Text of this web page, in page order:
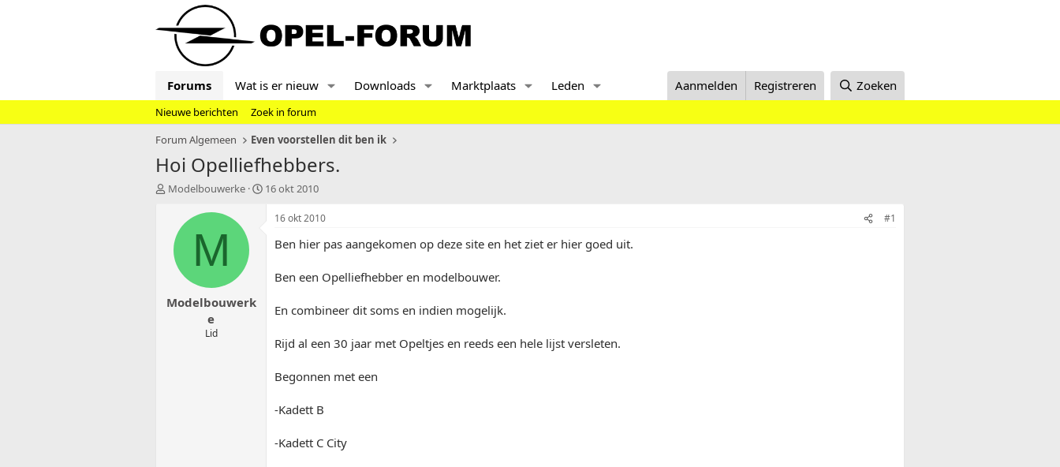
Forums Wat is er nieuw Downloads Marktplaats Leden Aanmelden Registreren Zoeken
Nieuwe berichten
Zoek in forum
Forum Algemeen
Even voorstellen dit ben ik
Hoi Opelliefhebbers.
T
r
Modelbouwerke
S16 okt 2010
M
Modelbouwerk
e
Lid
16 okt 2010 #1
Ben hier pas aangekomen op deze site en het ziet er hier goed uit.
Ben een Opelliefhebber en modelbouwer.
En combineer dit soms en indien mogelijk.
Rijd al een 30 jaar met Opeltjes en reeds een hele lijst versleten.
Begonnen met een
-Kadett B
-Kadett C City